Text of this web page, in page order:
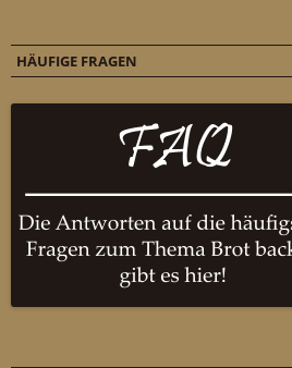
HÄUFIGE FRAGEN